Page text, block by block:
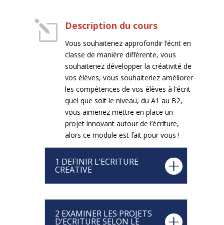
l Description du cours
Vous souhaiteriez approfondir l’écrit en
classe de manière différente, vous
souhaiteriez développer la créativité de
vos élèves, vous souhaiteriez améliorer
les compétences de vos élèves à l’écrit
quel que soit le niveau, du A1 au B2,
vous aimeriez mettre en place un
projet innovant autour de l’écriture,
alors ce module est fait pour vous !
1 DEFINIR L’ECRITURE
CREATIVE
2 EXAMINER LES PROJETS
D’ECRITURE SELON LE